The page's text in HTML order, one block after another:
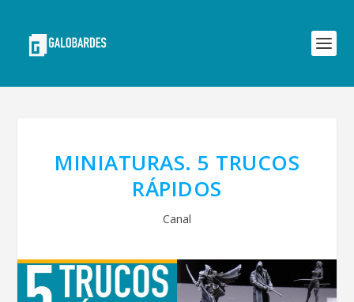
MINIATURAS. 5 TRUCOS
RÁPIDOS
Canal